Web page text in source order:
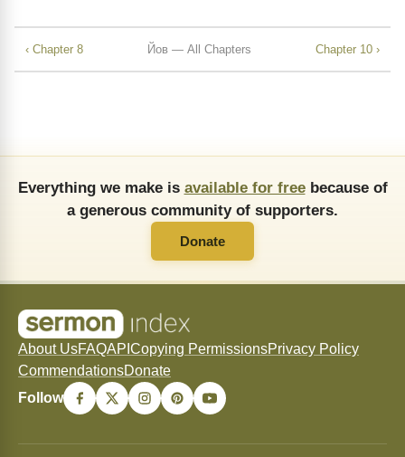
‹ Chapter 8 Йов — All Chapters Chapter 10 ›
Everything we make is available for freebecause of
a generous community of supporters.
Donate
About UsFAQAPI Copying PermissionsPrivacy Policy
CommendationsDonate
Follow